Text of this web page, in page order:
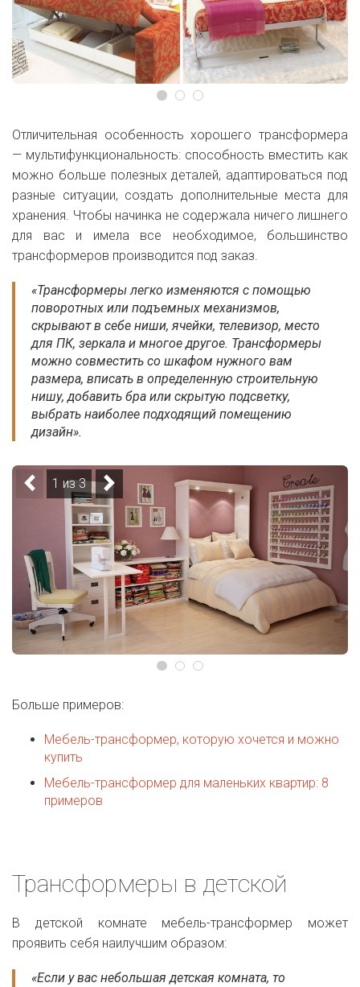
Отличительная особенность хорошего трансформера
— мультифункциональность: способность вместить как
можно больше полезных деталей, адаптироваться под
разные ситуации, создать дополнительные места для
хранения. Чтобы начинка не содержала ничего лишнего
для вас и имела все необходимое, большинство
трансформеров производится под заказ.
«Трансформеры легко изменяются с помощью
поворотных или подъемных механизмов,
скрывают в себе ниши, ячейки, телевизор, место
для ПК, зеркала и многое другое. Трансформеры
можно совместить со шкафом нужного вам
размера, вписать в определенную строительную
нишу, добавить бра или скрытую подсветку,
выбрать наиболее подходящий помещению
дизайн».
1 из 3
Больше примеров:
Мебель-трансформер, которую хочется и можно
купить
Мебель-трансформер для маленьких квартир: 8
примеров
Трансформеры в детской
В детской комнате мебель-трансформер может
проявить себя наилучшим образом:
«Если у вас небольшая детская комната, то